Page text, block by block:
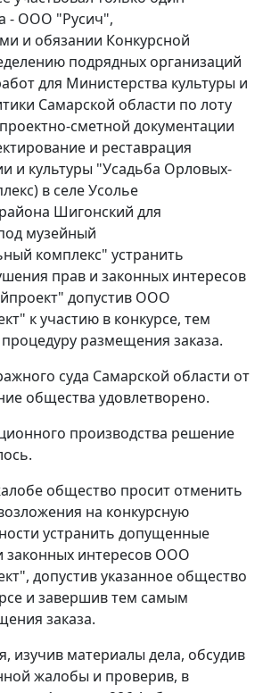
- ООО "Русич",
и обязании Конкурсной
подрядных организаций
для Министерства культуры и
Самарской области по лоту
сметной документации
и реставрация
и культуры "Усадьба Орловых-
в селе Усолье
Шигонский для
музейный
комплекс" устранить
прав и законных интересов
допустив ООО
к участию в конкурсе, тем
размещения заказа.
суда Самарской области от
общества удовлетворено.
производства решение
общество просит отменить
на конкурсную
устранить допущенные
законных интересов ООО
допустив указанное общество
и завершив тем самым
заказа.
изучив материалы дела, обсудив
жалобы и проверив, в